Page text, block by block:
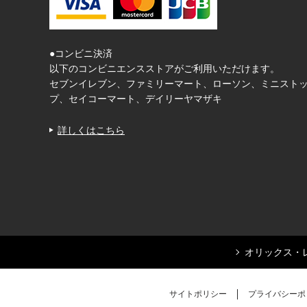
●コンビニ決済
以下のコンビニエンスストアがご利用いただけます。
セブンイレブン、ファミリーマート、ローソン、ミニスト
プ、セイコーマート、デイリーヤマザキ
詳しくはこちら
オリックス・
サイトポリシー プライバシー